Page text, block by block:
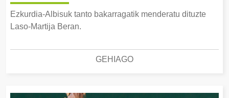
Ezkurdia-Albisuk tanto bakarragatik menderatu dituzte
Laso-Martija Beran.
GEHIAGO